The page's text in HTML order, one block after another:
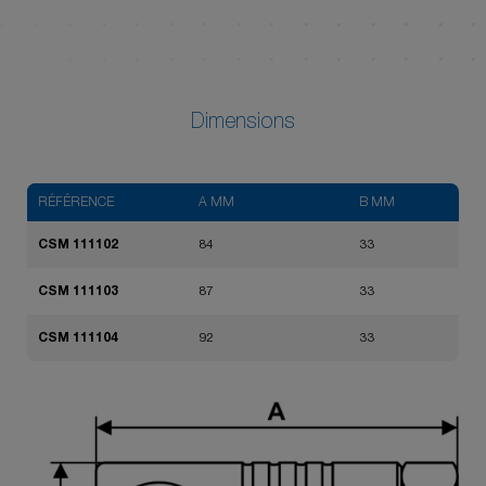
Dimensions
RÉFÉRENCE A MM B MM
CSM 111102 84 33
CSM 111103 87 33
CSM 111104 92 33